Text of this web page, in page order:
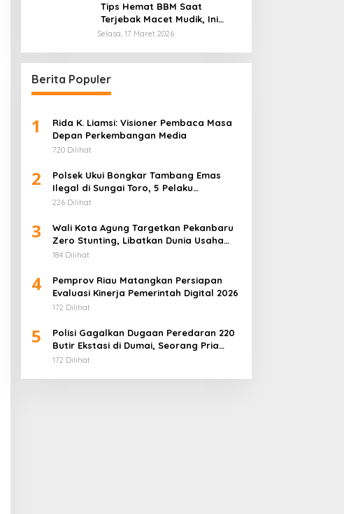
Tips Hemat BBM Saat
Terjebak Macet Mudik, Ini
Saran Pakar ITB
Selasa, 17 Maret 2026
Berita Populer
1
Rida K. Liamsi: Visioner Pembaca Masa
Depan Perkembangan Media
720 Dilihat
2
Polsek Ukui Bongkar Tambang Emas
Ilegal di Sungai Toro, 5 Pelaku
Diamankan
226 Dilihat
3
Wali Kota Agung Targetkan Pekanbaru
Zero Stunting, Libatkan Dunia Usaha
Penuhi Gizi Anak
184 Dilihat
4
Pemprov Riau Matangkan Persiapan
Evaluasi Kinerja Pemerintah Digital 2026
172 Dilihat
5
Polisi Gagalkan Dugaan Peredaran 220
Butir Ekstasi di Dumai, Seorang Pria
Ditangkap
172 Dilihat